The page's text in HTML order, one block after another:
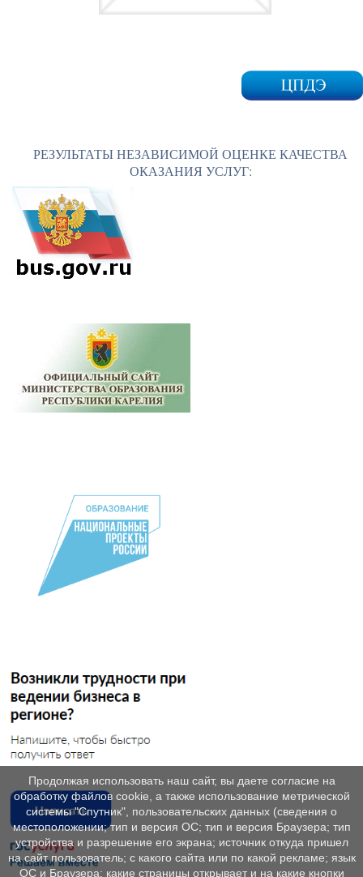
РЕЗУЛЬТАТЫ НЕЗАВИСИМОЙ ОЦЕНКЕ КАЧЕСТВА
ОКАЗАНИЯ УСЛУГ:
Продолжая использовать наш сайт, вы даете согласие на
обработку файлов cookie, а также использование метрической
системы "Спутник", пользовательских данных (сведения о
местоположении; тип и версия ОС; тип и версия Браузера; тип
устройства и разрешение его экрана; источник откуда пришел
на сайт пользователь; с какого сайта или по какой рекламе; язык
ОС и Браузера; какие страницы открывает и на какие кнопки